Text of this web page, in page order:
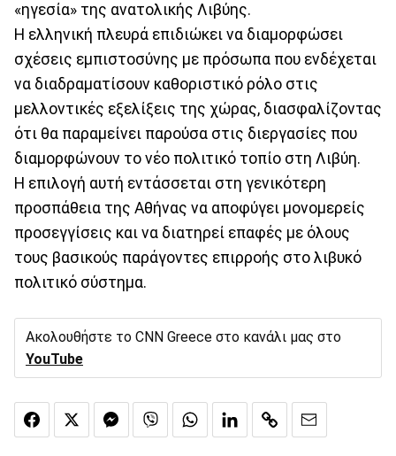
«ηγεσία» της ανατολικής Λιβύης.
Η ελληνική πλευρά επιδιώκει να διαμορφώσει
σχέσεις εμπιστοσύνης με πρόσωπα που ενδέχεται
να διαδραματίσουν καθοριστικό ρόλο στις
μελλοντικές εξελίξεις της χώρας, διασφαλίζοντας
ότι θα παραμείνει παρούσα στις διεργασίες που
διαμορφώνουν το νέο πολιτικό τοπίο στη Λιβύη.
Η επιλογή αυτή εντάσσεται στη γενικότερη
προσπάθεια της Αθήνας να αποφύγει μονομερείς
προσεγγίσεις και να διατηρεί επαφές με όλους
τους βασικούς παράγοντες επιρροής στο λιβυκό
πολιτικό σύστημα.
Ακολουθήστε το CNN Greece στο κανάλι μας στο
YouTube